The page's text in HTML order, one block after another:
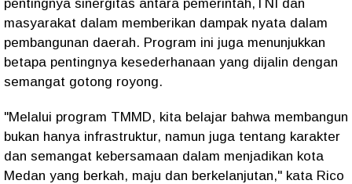
pentingnya sinergitas antara pemerintah,TNI dan
masyarakat dalam memberikan dampak nyata dalam
pembangunan daerah. Program ini juga menunjukkan
betapa pentingnya kesederhanaan yang dijalin dengan
semangat gotong royong.
"Melalui program TMMD, kita belajar bahwa membangun
bukan hanya infrastruktur, namun juga tentang karakter
dan semangat kebersamaan dalam menjadikan kota
Medan yang berkah, maju dan berkelanjutan," kata Rico